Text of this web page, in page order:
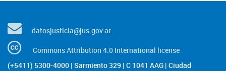
datosjusticia@jus.gov.ar
Commons Attribution 4.0 International license
(+5411) 5300-4000 | Sarmiento 329 | C 1041 AAG | Ciudad